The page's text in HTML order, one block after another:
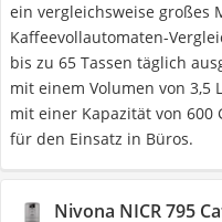
ein vergleichsweise großes
Kaffeevollautomaten-
bis zu 65 Tassen täglich
mit einem Volumen von
mit einer Kapazität von
für den Einsatz in Büros.
Nivona NICR 795